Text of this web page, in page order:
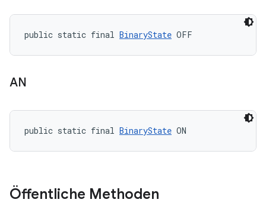
public static final BinaryState OFF
AN
public static final BinaryState ON
Öffentliche Methoden